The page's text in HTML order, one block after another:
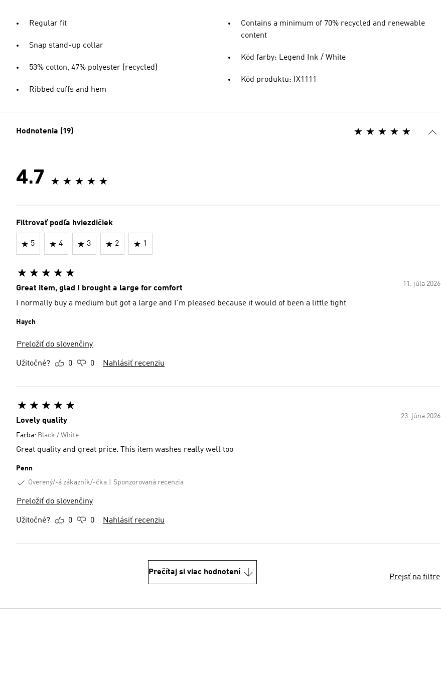
Regular fit
Snap stand-up collar
53% cotton, 47% polyester (recycled)
Ribbed cuffs and hem
Contains a minimum of 70% recycled and renewable
content
Kód farby: Legend Ink / White
Kód produktu: IX1111
Hodnotenia (19)
4.7
Filtrovať podľa hviezdičiek
5 4 3 2 1
11. júla 2026
Great item, glad I brought a large for comfort
I normally buy a medium but got a large and I'm pleased because it would of been a little tight
Haych
Preložiť do slovenčiny
Užitočné? 0 0 Nahlásiť recenziu
23. júna 2026
Lovely quality
Farba: Black / White
Great quality and great price. This item washes really well too
Penn
Overený/-á zákazník/-čka
Sponzorovaná recenzia
Preložiť do slovenčiny
Užitočné? 0 0 Nahlásiť recenziu
Prečítaj si viac hodnotení
Prejsť na filtre